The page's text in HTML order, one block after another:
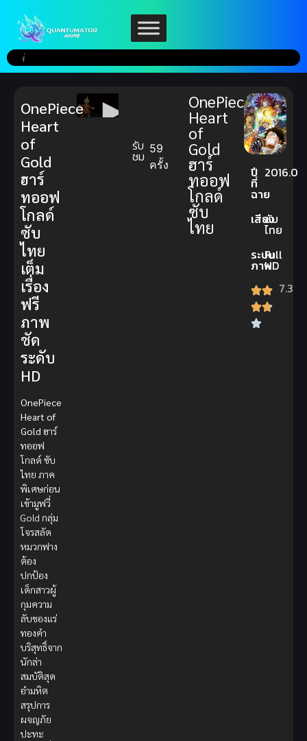
รับ
ชม 59
ครั้ง
OnePiece
Heart
of
Gold
ฮาร์
ทออฟ
โกลด์
ซับ
ไทย
ปี
ที่
ฉาย
2016.0
เสียง
ซับ
ไทย
ระบบ
ภาพ
Full
HD
7.3
OnePiece
Heart
of
Gold
ฮาร์
ทออฟ
โกลด์
ซับ
ไทย
เต็ม
เรื่อง
ฟรี
ภาพ
ชัด
ระดับ
HD
OnePiece
Heart of
Gold ฮาร์
ทออฟ
โกลด์ ซับ
ไทย ภาค
พิเศษก่อน
เข้ามูฟวี่
Gold กลุ่ม
โจรสลัด
หมวกฟาง
ต้อง
ปกป้อง
เด็กสาวผู้
กุมความ
ลับของแร่
ทองคำ
บริสุทธิ์จาก
นักล่า
สมบัติสุด
อำมหิต
สรุปการ
ผจญภัย
ปะทะ